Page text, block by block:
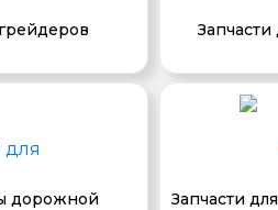
Запчасти
дорожной Запчасти